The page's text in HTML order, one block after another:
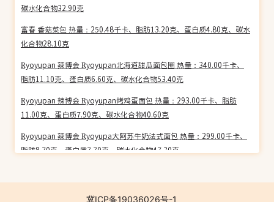
碳水化合物32.90克
富春 香菇菜包 热量：250.48千卡、脂肪13.20克、蛋白质4.80克、碳水
化合物28.10克
Ryoyupan 辣博会 Ryoyupan北海道甜瓜面包圈 热量：340.00千卡、
脂肪11.10克、蛋白质6.60克、碳水化合物53.40克
Ryoyupan 辣博会 Ryoyupan烤鸡蛋面包 热量：293.00千卡、脂肪
11.00克、蛋白质7.90克、碳水化合物40.60克
Ryoyupan 辣博会 Ryoyupa大阿苏牛奶法式面包 热量：299.00千卡、
脂肪8.70克、蛋白质7.70克、碳水化合物47.30克
卡、脂肪15.10克、蛋白质6.50克、碳水化合物46.40克
冀ICP备19036026号-1